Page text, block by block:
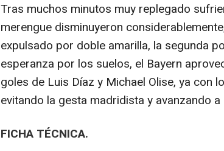
Tras muchos minutos muy replegado
merengue disminuyeron
expulsado por doble amarilla, la segunda
esperanza por los suelos, el Bayern
goles de Luis Díaz y Michael Olise, ya con
evitando la gesta madridista y avanzando
FICHA TÉCNICA.